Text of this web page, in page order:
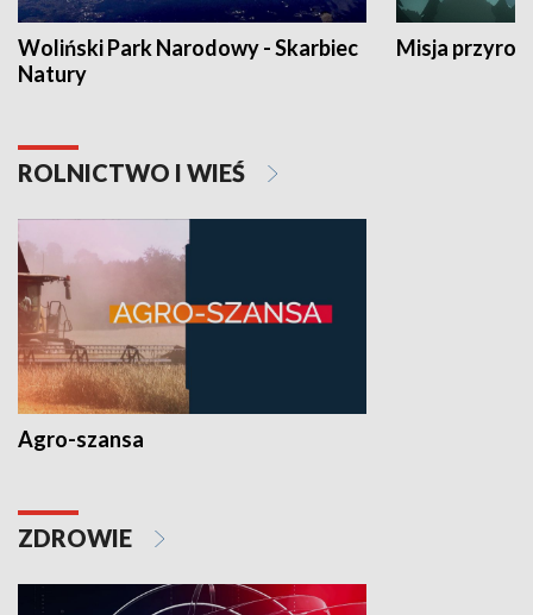
Woliński Park Narodowy - Skarbiec
Natury
Misja
ROLNICTWO I WIEŚ
Agro-szansa
ZDROWIE